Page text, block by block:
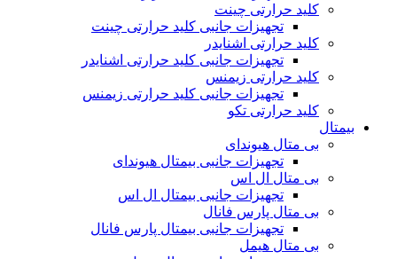
کلید حرارتی چینت
تجهیزات جانبی کلید حرارتی چینت
کلید حرارتی اشنایدر
تجهیزات جانبی کلید حرارتی اشنایدر
کلید حرارتی زیمنس
تجهیزات جانبی کلید حرارتی زیمنس
کلید حرارتی تکو
بیمتال
بی متال هیوندای
تجهیزات جانبی بیمتال هیوندای
بی متال ال اس
تجهیزات جانبی بیمتال ال اس
بی متال پارس فانال
تجهیزات جانبی بیمتال پارس فانال
بی متال هیمل